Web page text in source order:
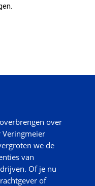
over
Veringmeier
we de
van
Of je nu
of